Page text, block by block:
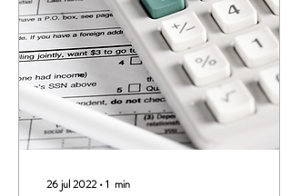
26 jul 2022 ∙1 min